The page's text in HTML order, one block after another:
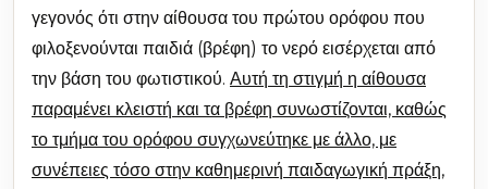
γεγονός ότι στην αίθουσα του πρώτου ορόφου που
φιλοξενούνται παιδιά (βρέφη) το νερό εισέρχεται από
την βάση του φωτιστικού. Αυτή τη στιγμή η αίθουσα
παραμένει κλειστή και τα βρέφη συνωστίζονται, καθώς
το τμήμα του ορόφου συγχωνεύτηκε με άλλο, με
συνέπειες τόσο στην καθημερινή παιδαγωγική πράξη,